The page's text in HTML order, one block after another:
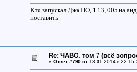
Кто запускал Джа НО, 1.13, 005 на
поставить.
Re: ЧАВО, том 7 (всё
« Ответ #790 от13.01.2014 в